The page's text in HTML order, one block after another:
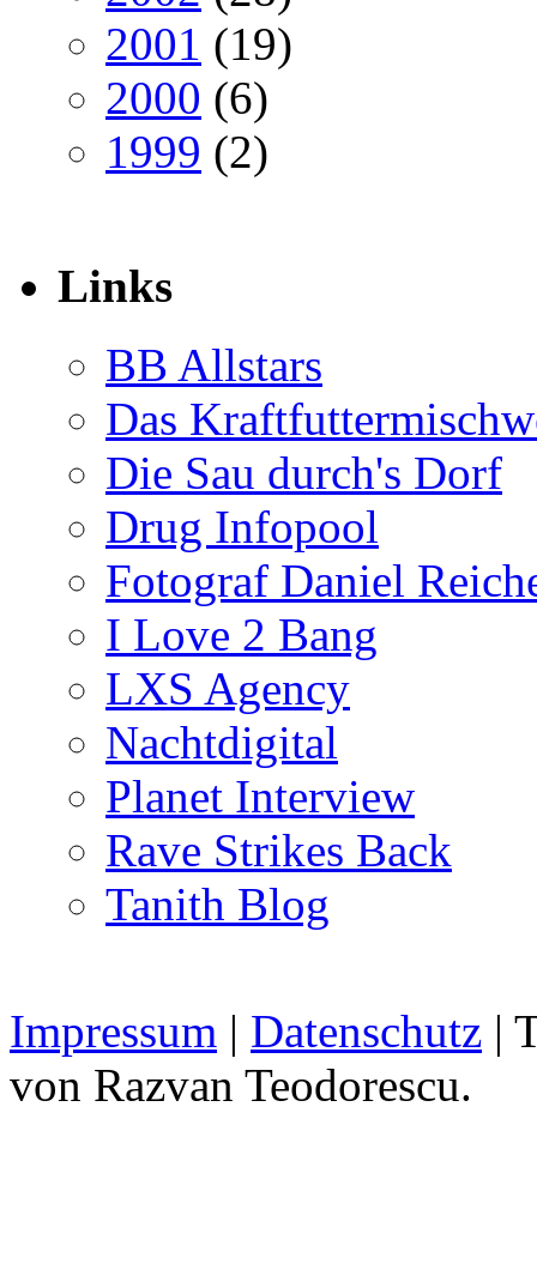
2001 (19)
2000 (6)
1999 (2)
Links
BB Allstars
Das
Die Sau durch's Dorf
Drug Infopool
Fotograf Daniel
I Love 2 Bang
LXS Agency
Nachtdigital
Planet Interview
Rave Strikes Back
Tanith Blog
Impressum | Datenschutz |
von Razvan Teodorescu.